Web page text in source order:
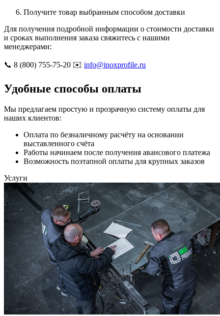
Получите товар выбранным способом доставки
Для получения подробной информации о стоимости доставки
и сроках выполнения заказа свяжитесь с нашими
менеджерами:
📞 8 (800) 755-75-20 ✉️ info@inoxprofile.ru
Удобные способы оплаты
Мы предлагаем простую и прозрачную систему оплаты для
наших клиентов:
Оплата по безналичному расчёту на основании
выставленного счёта
Работы начинаем после получения авансового платежа
Возможность поэтапной оплаты для крупных заказов
Услуги